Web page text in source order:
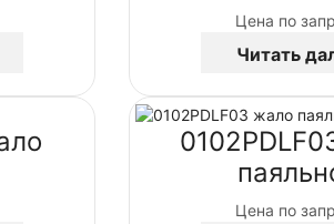
Цена по
Читать
Цена по